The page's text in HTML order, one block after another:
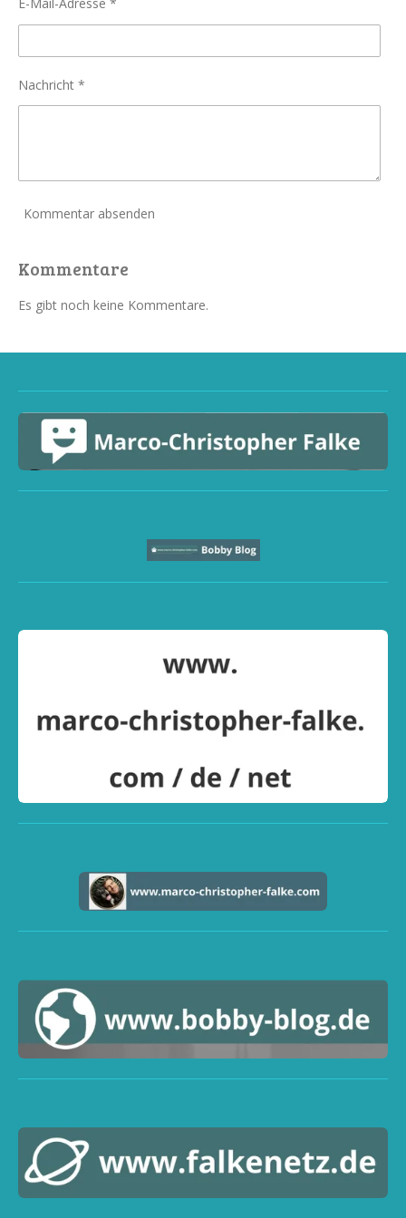
Nachricht *
Kommentar absenden
Kommentare
Es gibt noch keine Kommentare.